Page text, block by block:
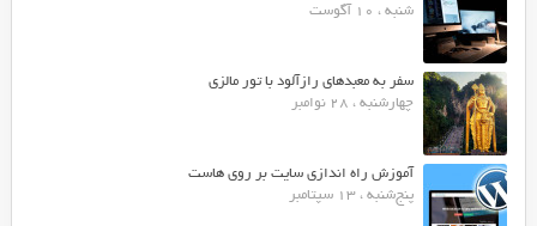
شنبه ، 10 آگوست
سفر به معبدهای رازآلود با تور مالزی
چهارشنبه ، 28 نوامبر
آموزش راه اندازی سایت بر روی هاست
پنج‌شنبه ، 13 سپتامبر